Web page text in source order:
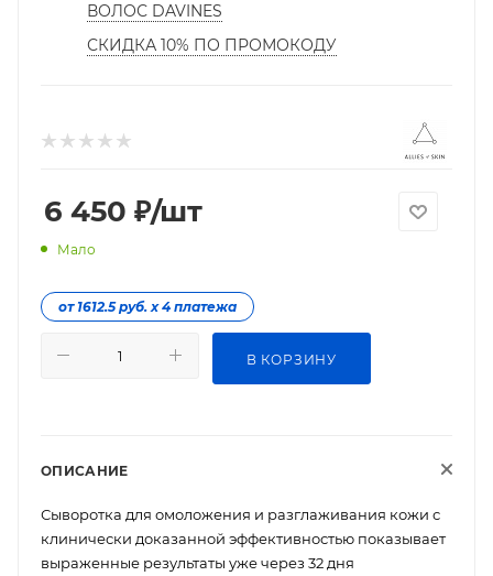
ВОЛОС DAVINES
СКИДКА 10% ПО ПРОМОКОДУ
6 450 ₽/шт
Мало
от 1612.5 руб. х 4 платежа
В КОРЗИНУ
ОПИСАНИЕ
Сыворотка для омоложения и разглаживания кожи с
клинически доказанной эффективностью показывает
выраженные результаты уже через 32 дня